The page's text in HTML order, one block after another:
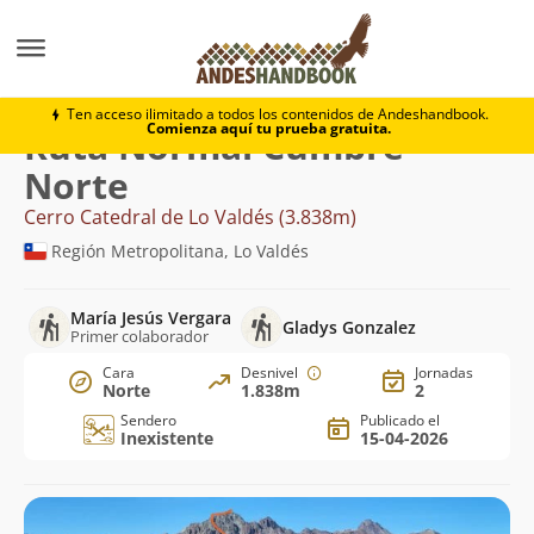
Ten acceso ilimitado a todos los contenidos de Andeshandbook.
Comienza aquí tu prueba gratuita.
Cerro Catedral de Lo Valdés
Ruta Normal Cumbre
Norte
Cerro Catedral de Lo Valdés (3.838m)
Región Metropolitana, Lo Valdés
María Jesús Vergara
Primer colaborador Gladys Gonzalez
Cara
Norte
Desnivel
1.838m
Jornadas
2
Sendero
Inexistente
Publicado el
15-04-2026